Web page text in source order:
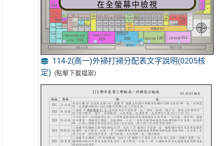
在全螢幕中檢視
114-2(高一)外掃打掃分配表文字說明(0205核
定) (點擊下載檔案)